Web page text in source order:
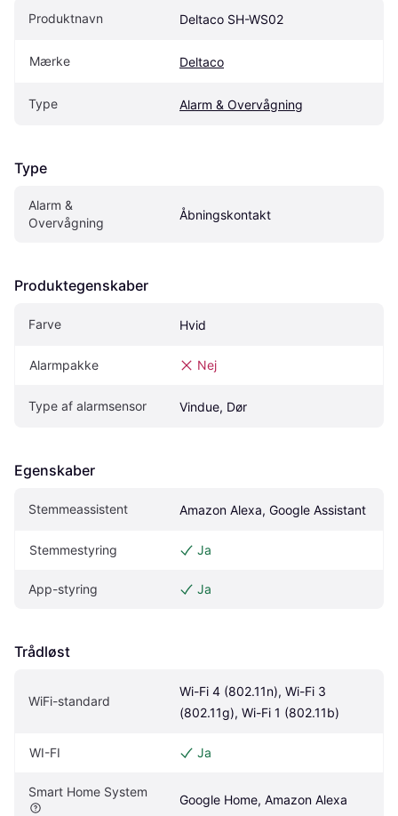
Produktnavn Deltaco SH-WS02
Mærke Deltaco
Type Alarm & Overvågning
Type
Alarm &
Overvågning
Åbningskontakt
Produktegenskaber
Farve Hvid
Alarmpakke Nej
Type af alarmsensor Vindue, Dør
Egenskaber
Stemmeassistent Amazon Alexa, Google Assistant
Stemmestyring Ja
App-styring Ja
Trådløst
WiFi-standard
Wi-Fi 4 (802.11n), Wi-Fi 3
(802.11g), Wi-Fi 1 (802.11b)
WI-FI Ja
Smart Home System
Google Home, Amazon Alexa